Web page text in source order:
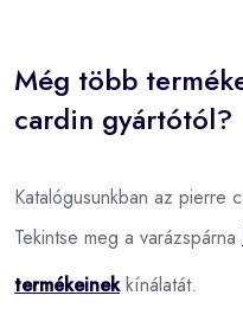
Még több
cardin gyártótól?
Katalógusunkban az pierre
Tekintse meg a varázspárna
termékeinekkínálatát.